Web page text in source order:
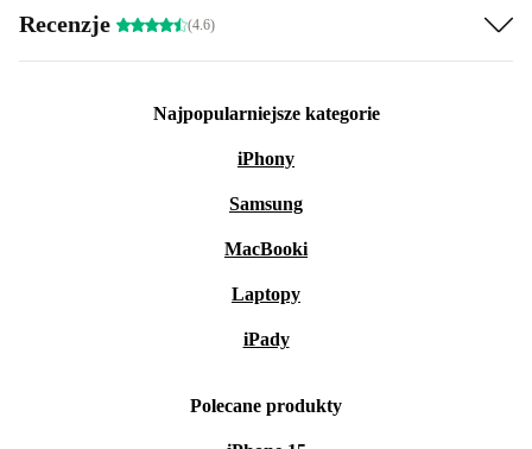
Recenzje (4.6)
Najpopularniejsze kategorie
iPhony
Samsung
MacBooki
Laptopy
iPady
Polecane produkty